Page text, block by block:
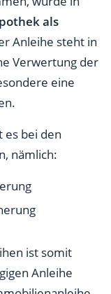
als
Anleihe steht in
Verwertung der
eine
es bei den
nämlich:
ist somit
Anleihe